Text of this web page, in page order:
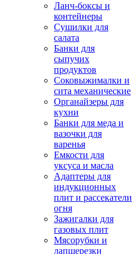
Ланч-боксы и
контейнеры
Сушилки для
салата
Банки для
сыпучих
продуктов
Соковыжималки и
сита механические
Органайзеры для
кухни
Банки для меда и
вазочки для
варенья
Емкости для
уксуса и масла
Адаптеры для
индукционных
плит и рассекатели
огня
Зажигалки для
газовых плит
Мясорубки и
лапшерезки